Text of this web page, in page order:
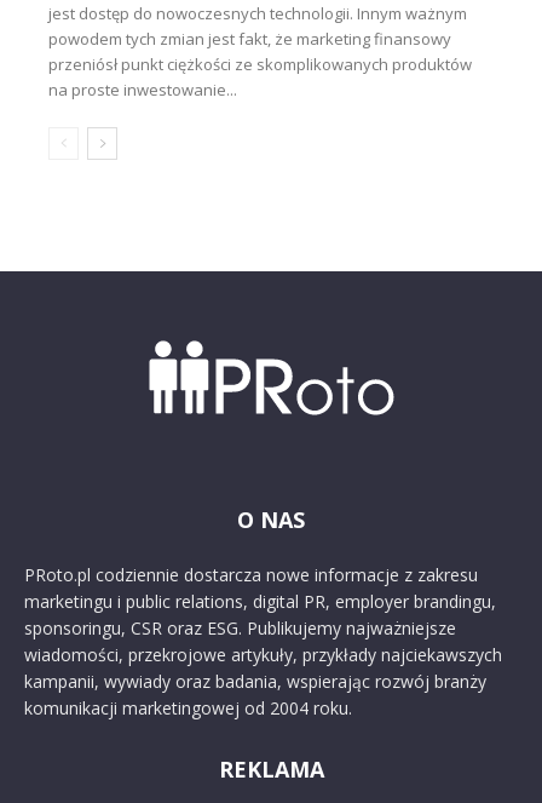
jest dostęp do nowoczesnych technologii. Innym ważnym
powodem tych zmian jest fakt, że marketing finansowy
przeniósł punkt ciężkości ze skomplikowanych produktów
na proste inwestowanie...
O NAS
PRoto.pl codziennie dostarcza nowe informacje z zakresu
marketingu i public relations, digital PR, employer brandingu,
sponsoringu, CSR oraz ESG. Publikujemy najważniejsze
wiadomości, przekrojowe artykuły, przykłady najciekawszych
kampanii, wywiady oraz badania, wspierając rozwój branży
komunikacji marketingowej od 2004 roku.
REKLAMA